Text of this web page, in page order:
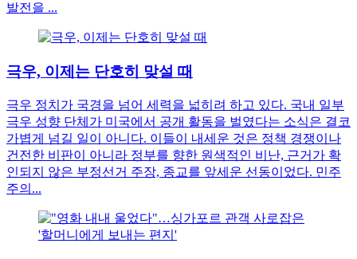
발전을 ...
극우, 이제는 단호히 맞설 때
극우 정치가 국경을 넘어 세력을 넓히려 하고 있다. 국내 일부
극우 성향 단체가 미국에서 공개 활동을 벌였다는 소식은 결코
가볍게 넘길 일이 아니다. 이들이 내세운 것은 정책 경쟁이나
건전한 비판이 아니라 정부를 향한 원색적인 비난, 근거가 확
인되지 않은 부정선거 주장, 종교를 앞세운 선동이었다. 민주
주의...